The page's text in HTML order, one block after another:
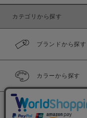
カテゴリから探す
ブランドから探す
カラーから探す
履き比べ可能商品